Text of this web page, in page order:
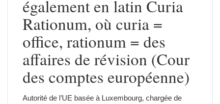
également en latin Curia
Rationum, où curia =
office, rationum = des
affaires de révision (Cour
des comptes européenne)
Autorité de l’UE basée à Luxembourg, chargée de